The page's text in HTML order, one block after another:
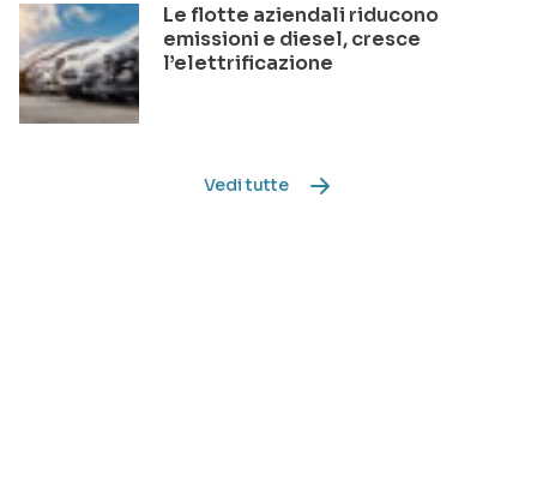
Le flotte aziendali riducono
emissioni e diesel, cresce
l’elettrificazione
Vedi tutte